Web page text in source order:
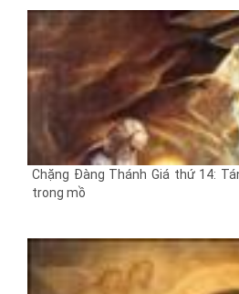
Chặng Đàng Thánh Giá thứ 14:
trong mồ